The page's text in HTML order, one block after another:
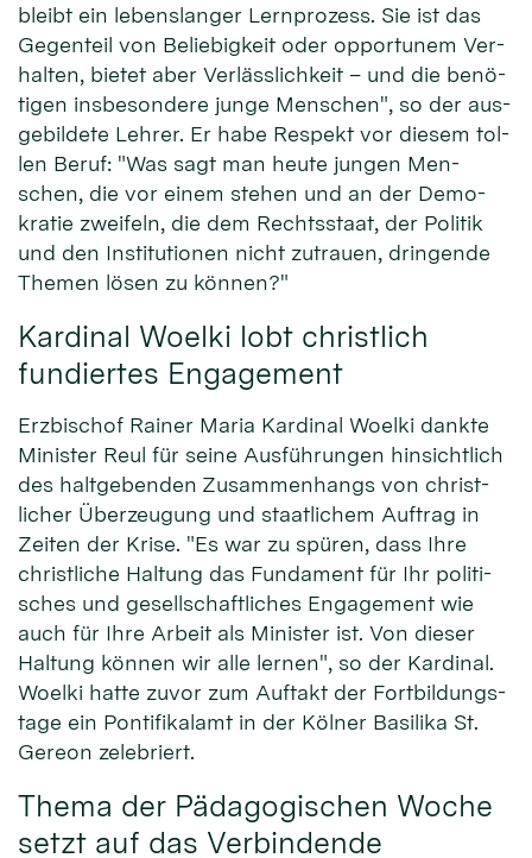
bleibt ein lebens­lan­ger Lern­prozess. Sie ist das
Gegen­teil von Be­liebig­keit oder op­por­tunem Ver­
halten, bie­tet aber Ver­läss­lichkeit – und die be­nö­
tigen ins­beson­dere junge Men­schen", so der aus­
gebil­dete Lehrer. Er habe Re­spekt vor die­sem tol­
len Beruf: "Was sagt man heute jun­gen Men­
schen, die vor ei­nem ste­hen und an der Demo­
kra­tie zwei­feln, die dem Rechts­staat, der Po­li­tik
und den Insti­tu­tionen nicht zu­trauen, dringende
Themen lösen zu können?"
Kardinal Woelki lobt christlich
fundiertes Engagement
Erz­bischof Rainer Maria Kar­dinal Woelki dankte
Minister Reul für seine Aus­füh­rungen hin­sicht­lich
des halt­ge­ben­den Zu­sammen­hangs von christ­
licher Über­zeu­gung und staat­lichem Auf­trag in
Zei­ten der Kri­se. "Es war zu spü­ren, dass Ihre
christ­liche Hal­tung das Fun­da­ment für Ihr po­liti­
sches und ge­sell­schaft­liches En­gage­ment wie
auch für Ih­re Ar­beit als Mi­nister ist. Von die­ser
Hal­tung kön­nen wir alle ler­nen", so der Kar­dinal.
Woel­ki hat­te zu­vor zum Auf­takt der Fort­bil­dungs­
tage ein Pon­ti­fi­kalamt in der Köl­ner Basi­lika St.
Gereon zelebriert.
Thema der Pädagogischen Woche
setzt auf das Verbindende